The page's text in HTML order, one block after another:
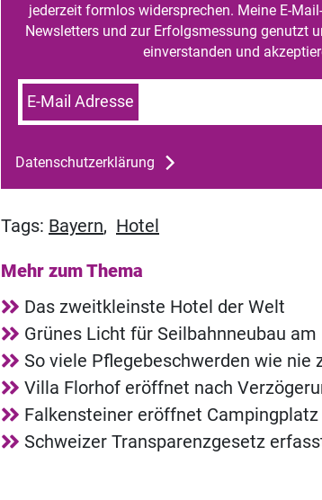
jederzeit formlos widersprechen. Meine E-
Newsletters und zur Erfolgsmessung genutzt
einverstanden und
E-Mail Adresse
Datenschutzerklärung
Tags: Bayern, Hotel
Mehr zum Thema
Das zweitkleinste Hotel der Welt
Grünes Licht für Seilbahnneubau
So viele Pflegebeschwerden wie nie
Villa Florhof eröffnet nach
Falkensteiner eröffnet
Schweizer Transparenzgesetz